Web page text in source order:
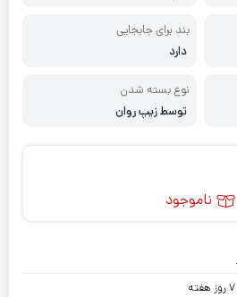
بند برای جابجایی
دارد
نوع بسته شدن
توسط زیپ روان
ناموجود